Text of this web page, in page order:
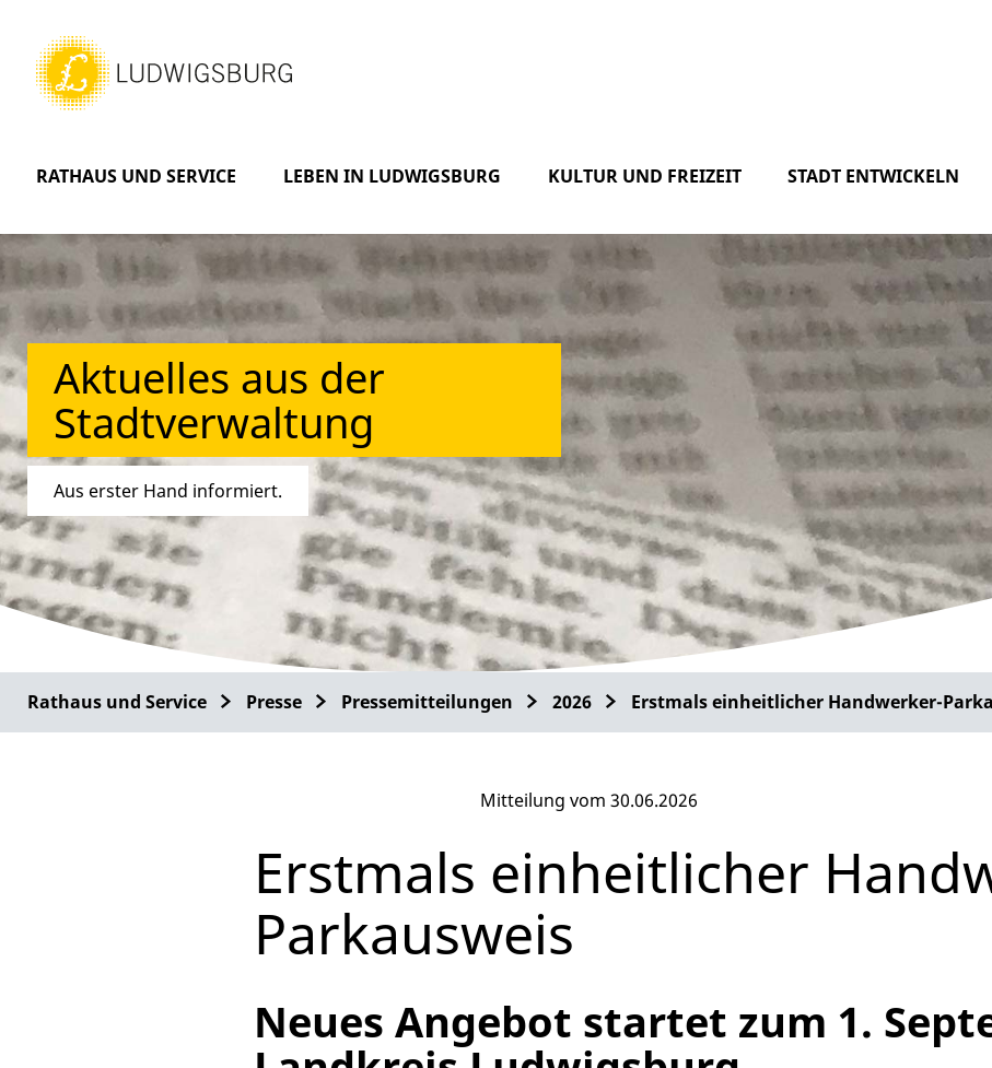
RATHAUS UND SERVICE LEBEN IN LUDWIGSBURG KULTUR UND FREIZEIT STADT ENTWICKELN
Aktuelles aus der
Stadtverwaltung
Aus erster Hand informiert.
Rathaus und Service Presse Pressemitteilungen 2026 Erstmals einheitlicher Handwerker-
Erstmals einheitlicher
Parkausweis
Neues Angebot startet zum 1.
Mitteilung vom 30.06.2026